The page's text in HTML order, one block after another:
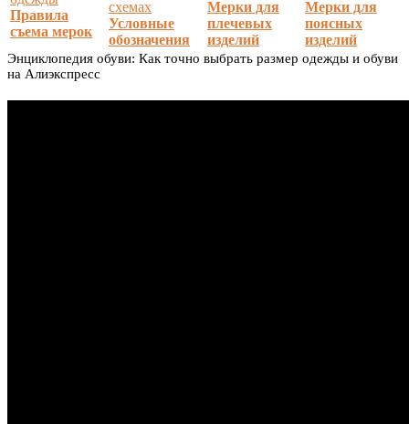
Правила
съема мерок
Условные
обозначения
Мерки для
плечевых
изделий
Мерки для
поясных
изделий
Энциклопедия обуви: Как точно выбрать размер одежды и обуви
на Алиэкспресс